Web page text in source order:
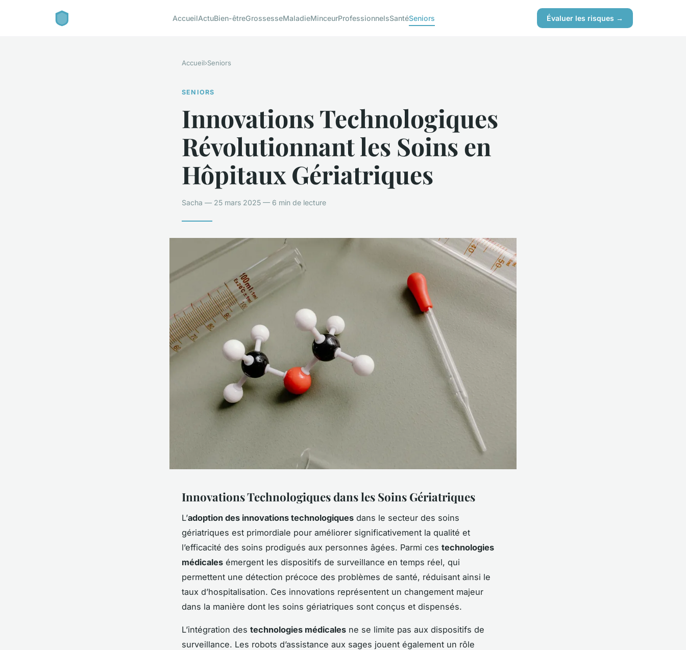
AccueilActuBien-êtreGrossesseMaladieMinceurProfessionnelsSantéSeniors Évaluer les risques →
Accueil›Seniors
SENIORS
Innovations Technologiques
Révolutionnant les Soins en
Hôpitaux Gériatriques
Sacha — 25 mars 2025 — 6 min de lecture
Innovations Technologiques dans les Soins Gériatriques
L’adoption des innovations technologiques dans le secteur des soins
gériatriques est primordiale pour améliorer significativement la qualité et
l’efficacité des soins prodigués aux personnes âgées. Parmi ces technologies
médicales émergent les dispositifs de surveillance en temps réel, qui
permettent une détection précoce des problèmes de santé, réduisant ainsi le
taux d’hospitalisation. Ces innovations représentent un changement majeur
dans la manière dont les soins gériatriques sont conçus et dispensés.
L’intégration des technologies médicales ne se limite pas aux dispositifs de
surveillance. Les robots d’assistance aux sages jouent également un rôle